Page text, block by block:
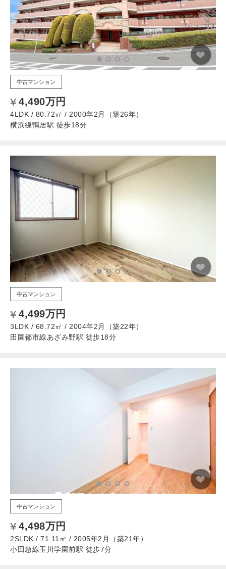
中古マンション
4,490万円
4LDK / 80.72㎡ / 2000年2月（築26年）
横浜線鴨居駅 徒歩18分
中古マンション
4,499万円
3LDK / 68.72㎡ / 2004年2月（築22年）
田園都市線あざみ野駅 徒歩18分
中古マンション
4,498万円
2SLDK / 71.11㎡ / 2005年2月（築21年）
小田急線玉川学園前駅 徒歩7分